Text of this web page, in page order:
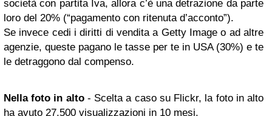
società con partita Iva, allora c’è una detrazione da parte
loro del 20% (“pagamento con ritenuta d’acconto”).
Se invece cedi i diritti di vendita a Getty Image o ad altre
agenzie, queste pagano le tasse per te in USA (30%) e te
le detraggono dal compenso.
Nella foto in alto - Scelta a caso su Flickr, la foto in alto
ha avuto 27.500 visualizzazioni in 10 mesi.